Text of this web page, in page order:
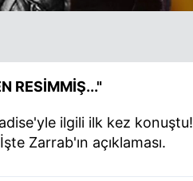
RESİMMİŞ..."
ilgili ilk kez konuştu!
Zarrab'ın açıklaması.